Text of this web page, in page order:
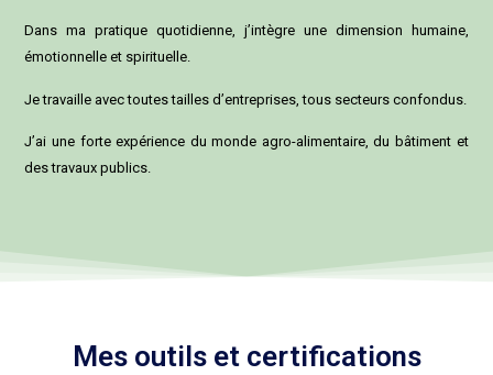
Dans ma pratique quotidienne, j’intègre une dimension humaine,
émotionnelle et spirituelle.
Je travaille avec toutes tailles d’entreprises, tous secteurs confondus.
J’ai une forte expérience du monde agro-alimentaire, du bâtiment et
des travaux publics.
Mes outils et certifications